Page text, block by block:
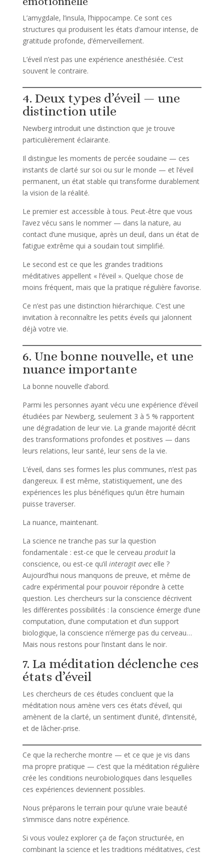
L’amygdale, l’insula, l’hippocampe. Ce sont ces
structures qui produisent les états d’amour intense, de
gratitude profonde, d’émerveillement.
L’éveil n’est pas une expérience anesthésiée. C’est
souvent le contraire.
4. Deux types d’éveil — une
distinction utile
Newberg introduit une distinction que je trouve
particulièrement éclairante.
Il distingue les moments de percée soudaine — ces
instants de clarté sur soi ou sur le monde — et l’éveil
permanent, un état stable qui transforme durablement
la vision de la réalité.
Le premier est accessible à tous. Peut-être que vous
l’avez vécu sans le nommer — dans la nature, au
contact d’une musique, après un deuil, dans un état de
fatigue extrême qui a soudain tout simplifié.
Le second est ce que les grandes traditions
méditatives appellent « l’éveil ». Quelque chose de
moins fréquent, mais que la pratique régulière favorise.
Ce n’est pas une distinction hiérarchique. C’est une
invitation à reconnaître les petits éveils qui jalonnent
déjà votre vie.
6. Une bonne nouvelle, et une
nuance importante
La bonne nouvelle d’abord.
Parmi les personnes ayant vécu une expérience d’éveil
étudiées par Newberg, seulement 3 à 5 % rapportent
une dégradation de leur vie. La grande majorité décrit
des transformations profondes et positives — dans
leurs relations, leur santé, leur sens de la vie.
L’éveil, dans ses formes les plus communes, n’est pas
dangereux. Il est même, statistiquement, une des
expériences les plus bénéfiques qu’un être humain
puisse traverser.
La nuance, maintenant.
La science ne tranche pas sur la question
fondamentale : est-ce que le cerveau produitla
conscience, ou est-ce qu’il interagit avecelle ?
Aujourd’hui nous manquons de preuve, et même de
cadre expérimental pour pouvoir répondre à cette
question. Les chercheurs sur la conscience décrivent
les différentes possibilités : la conscience émerge d’une
computation, d’une computation et d’un support
biologique, la conscience n’émerge pas du cerveau…
Mais nous restons pour l’instant dans le noir.
7. La méditation déclenche ces
états d’éveil
Les chercheurs de ces études concluent que la
méditation nous amène vers ces états d’éveil, qui
amènent de la clarté, un sentiment d’unité, d’intensité,
et de lâcher-prise.
Ce que la recherche montre — et ce que je vis dans
ma propre pratique — c’est que la méditation régulière
crée les conditions neurobiologiques dans lesquelles
ces expériences deviennent possibles.
Nous préparons le terrain pour qu’une vraie beauté
s’immisce dans notre expérience.
Si vous voulez explorer ça de façon structurée, en
combinant la science et les traditions méditatives, c’est